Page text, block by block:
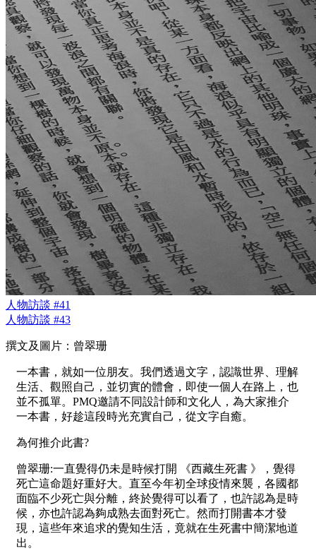
人物訪談 #41
人物訪談 #43
撰文及圖片：曾翠珊
一本書，就如一位朋友。我們透過文字，認識世界、理解
生活、觀照自己，並切實的體會，即使一個人在路上，也
並不孤單。PMQ邀請不同設計師和文化人，為大家推介
一本書，好趁這段時光充實自己，從文字自癒。
為何推介此書?
曾翠珊:一直覺得仍未是時候打開 《西藏生死書 》，覺得
死亡這命題好重好大。直至今年初全球疫情來襲，各國都
面臨不少死亡與分離，終於覺得可以看了，也許認為是時
候，亦也許認為夠成熟去面對死亡。然而打開書本才發
現，這些年來追求的覺知生活，竟就在生死書中簡潔地道
出。